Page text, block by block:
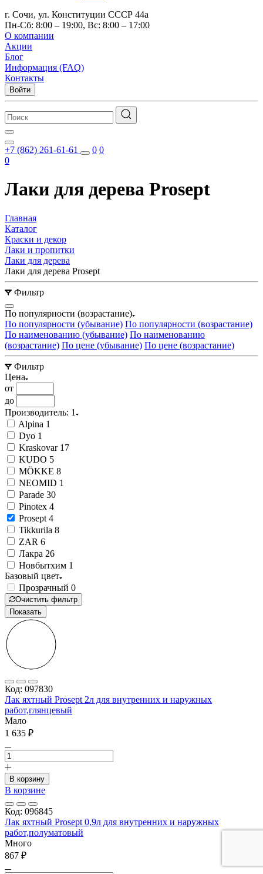
г. Сочи, ул. Конституции СССР 44а
Пн-Сб: 8:00 – 19:00, Вс: 8:00 – 17:00
О компании
Акции
Блог
Информация (FAQ)
Контакты
Войти
+7 (862) 261-61-61 0 0
0
Лаки для дерева Prosept
Главная
Каталог
Краски и декор
Лаки и пропитки
Лаки для дерева
Лаки для дерева Prosept
Фильтр
По популярности (возрастание)
По популярности (убывание) По популярности (возрастание)
По наименованию (убывание) По наименованию
(возрастание) По цене (убывание) По цене (возрастание)
Фильтр
Цена
от
до
Производитель: 1
Alpina 1
Dyo 1
Kraskovar 17
KUDO 5
MÖKKE 8
NEOMID 1
Parade 30
Pinotex 4
Prosept 4
Tikkurila 8
ZAR 6
Лакра 26
Новбытхим 1
Базовый цвет
Прозрачный 0
Очистить фильтр
Показать
Код: 097830
Лак яхтный Prosept 2л для внутренних и наружных
работ,глянцевый
Мало
1 635 ₽
В корзину
В корзине
Код: 096845
Лак яхтный Prosept 0,9л для внутренних и наружных
работ,полуматовый
Много
867 ₽